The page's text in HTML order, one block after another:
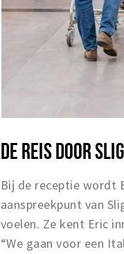
DE REIS DOOR
Bij de receptie wordt
aanspreekpunt van
voelen. Ze kent Eric
“We gaan voor een